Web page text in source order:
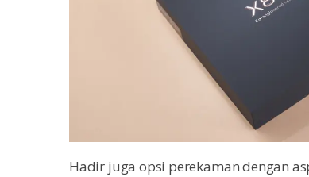
Hadir juga opsi perekaman dengan